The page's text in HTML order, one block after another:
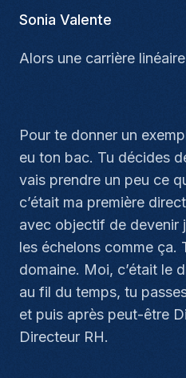
Sonia Valente
Alors une carrière
Pour te donner un
eu ton bac. Tu décides
vais prendre un peu ce
c’était ma première
avec objectif de devenir
les échelons comme ça.
domaine. Moi, c’était le
au fil du temps, tu
et puis après peut-être
Directeur RH.